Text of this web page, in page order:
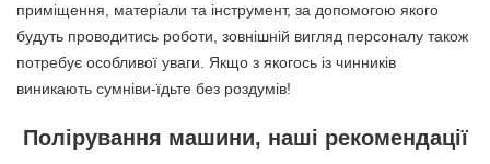
приміщення, матеріали та інструмент, за допомогою якого
будуть проводитись роботи, зовнішній вигляд персоналу також
потребує особливої ​​уваги. Якщо з якогось із чинників
виникають сумніви-їдьте без роздумів!
Полірування машини, наші рекомендації